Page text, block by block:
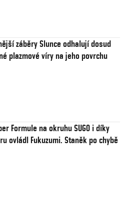
záběry Slunce odhalují dosud
plazmové víry na jeho povrchu
Formule na okruhu SUGO i díky
ovládl Fukuzumi. Staněk po chybě